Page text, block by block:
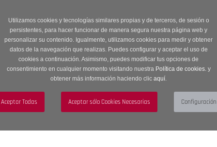
Utilizamos cookies y tecnologías similares propias y de terceros, de sesión o
persistentes, para hacer funcionar de manera segura nuestra página web y
personalizar su contenido. Igualmente, utilizamos cookies para medir y obtener
datos de la navegación que realizas. Puedes configurar y aceptar el uso de
cookies a continuación. Asimismo, puedes modificar tus opciones de
consentimiento en cualquier momento visitando nuestra Política de cookies.y
obtener más información haciendo clic aquí.
descuento en Sección OUTLET con código OUTLET20
navigation
Menú